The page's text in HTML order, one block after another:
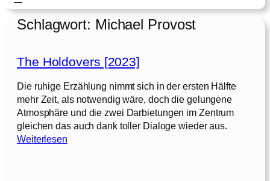
Schlagwort: Michael Provost
The Holdovers [2023]
Die ruhige Erzählung nimmt sich in der ersten Hälfte
mehr Zeit, als notwendig wäre, doch die gelungene
Atmosphäre und die zwei Darbietungen im Zentrum
gleichen das auch dank toller Dialoge wieder aus.
Weiterlesen: